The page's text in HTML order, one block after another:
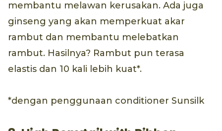
membantu melawan kerusakan. Ada juga
ginseng yang akan memperkuat akar
rambut dan membantu melebatkan
rambut. Hasilnya? Rambut pun terasa
elastis dan 10 kali lebih kuat*.
*dengan penggunaan conditioner Sunsilk